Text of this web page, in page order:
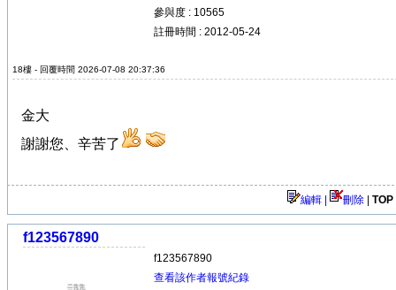
參與度 : 10565
註冊時間 : 2012-05-24
18樓 - 回覆時間 2026-07-08 20:37:36
金大
謝謝您、辛苦了
編輯 | 刪除 TOP
f123567890
f123567890
查看該作者報號紀錄